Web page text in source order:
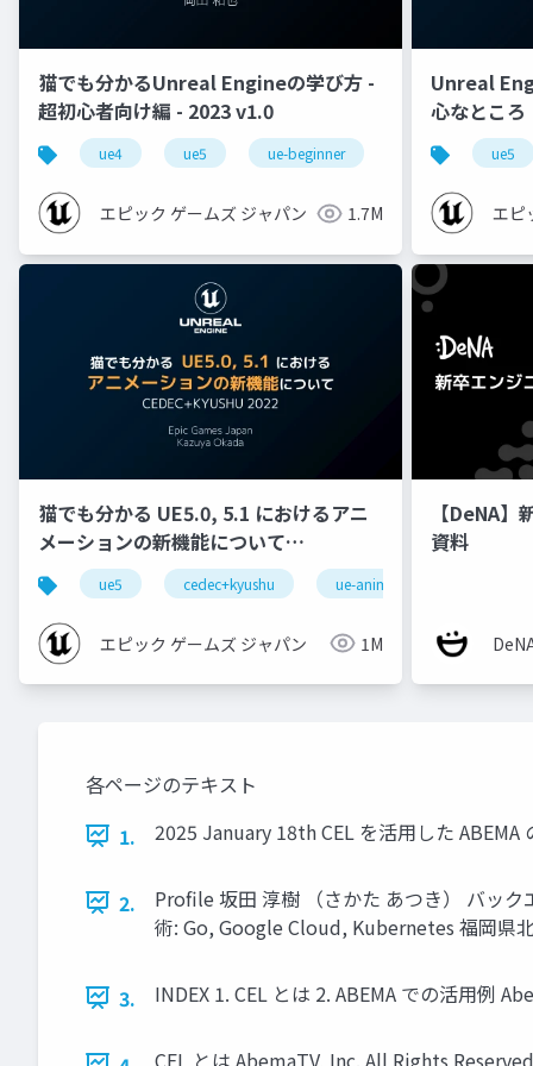
猫でも分かるUnreal Engineの学び方 -
超初心者向け編 - 2023 v1.0
ue4 ue5 ue-beginner
エピック ゲームズ ジャパン 1.7M
Unreal
心なところ
ue5
エピ
猫でも分かる UE5.0, 5.1 におけるアニ
メーションの新機能について
【CEDEC+KYUSHU 2022】
ue5 cedec+kyushu ue-animation
エピック ゲームズ ジャパン 1M
【DeNA
資料
各ページのテキスト
1.
2025 January 18th CEL を活用した
2.
Profile 坂田 淳樹 （さかた あつき） バッ
術: Go, Google Cloud, Kubernetes 福岡県
3. INDEX 1. CEL とは 2. ABEMA での活用例
CEL とは AbemaTV, Inc. All Rights